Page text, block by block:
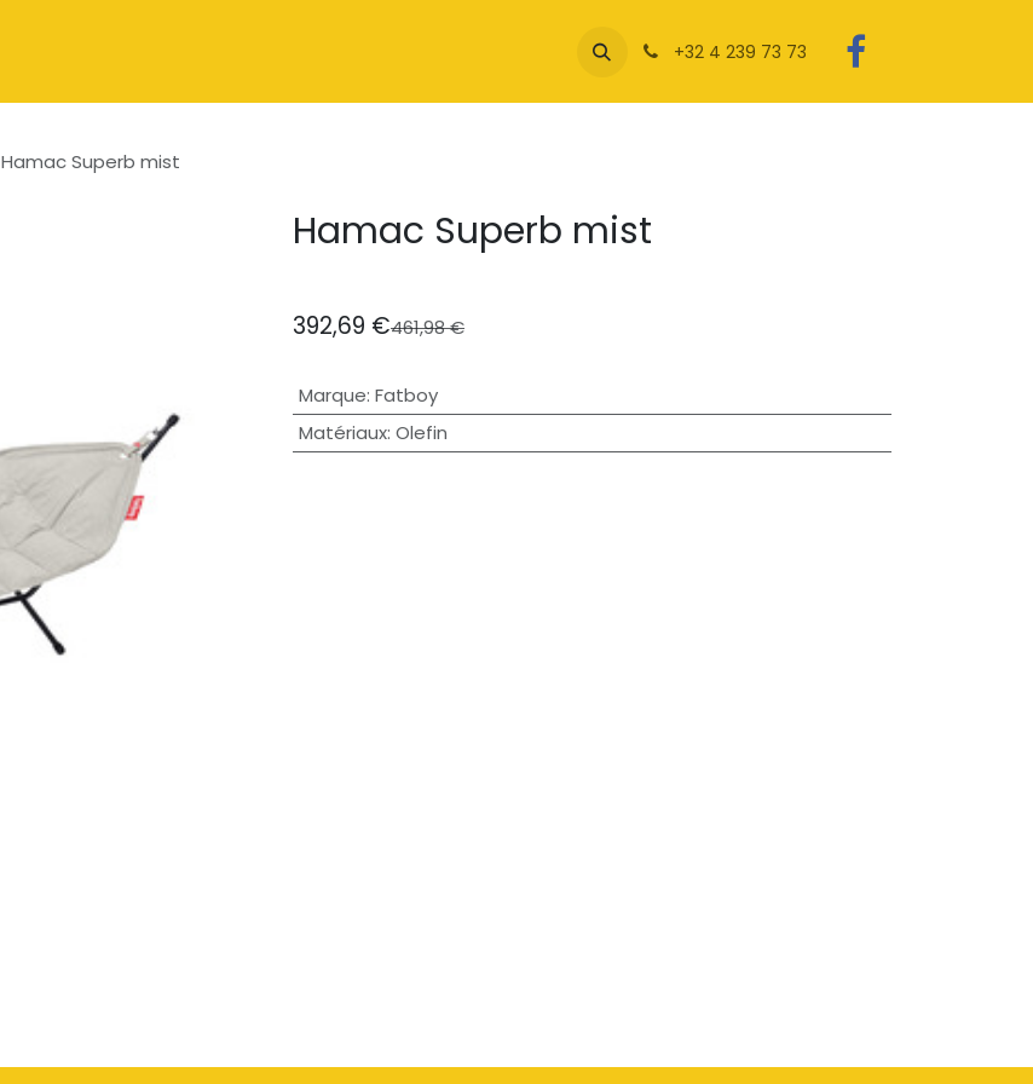
+32 4 239 73 73
Hamac Superb mist
Hamac Superb mist
392,69 €461,98€
Marque: Fatboy
Matériaux: Olefin